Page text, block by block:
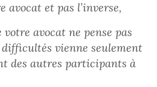
avocat et pas l’inverse,
votre avocat ne pense pas
vienne seulement
des autres participants à